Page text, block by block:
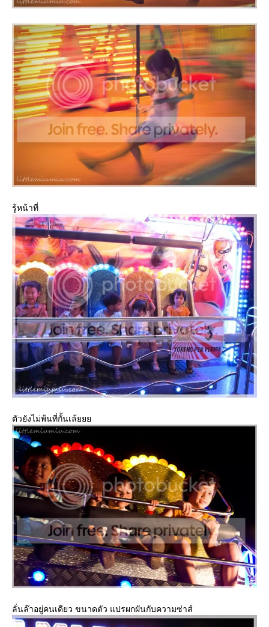
รู้หน้าที่
ตัวยังไม่พ้นที่กั้นเล้
ลั่นล๊าอยู่คนเดียว ขนาดตัว แปรผกผันกับความซ่าส์